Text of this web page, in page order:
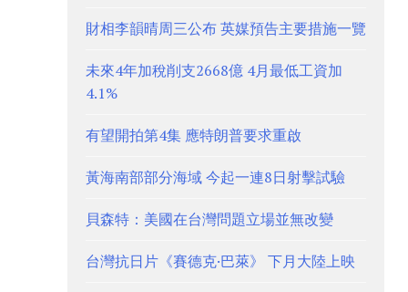
財相李韻晴周三公布 英媒預告主要措施一覽
未來4年加稅削支2668億 4月最低工資加
4.1%
有望開拍第4集 應特朗普要求重啟
黃海南部部分海域 今起一連8日射擊試驗
貝森特：美國在台灣問題立場並無改變
台灣抗日片《賽德克·巴萊》 下月大陸上映